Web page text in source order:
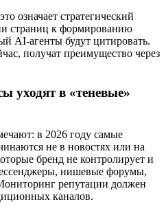
означает стратегический
страниц к формированию
AI-агенты будут цитировать.
получат преимущество через
уходят в «теневые»
в 2026 году самые
не в новостях или на
бренд не контролирует и
нишевые форумы,
репутации должен
каналов.